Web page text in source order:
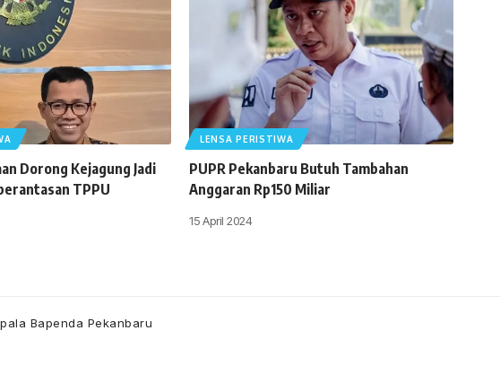
Dorong Kejagung Jadi
TPPU
LENSA PERISTIWA
PUPR Pekanbaru Butuh Tambahan
Anggaran Rp150 Miliar
15 April 2024
Bapenda Pekanbaru